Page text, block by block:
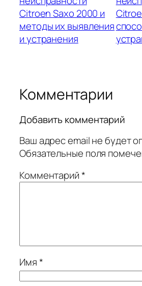
Citroen Saxo 2000 и
методы их выявления
и устранения
Комментарии
Добавить комментарий
Ваш адрес email не будет
Обязательные поля
Комментарий*
Имя*